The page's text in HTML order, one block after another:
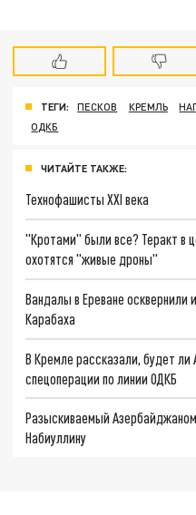
ТЕГИ: ПЕСКОВ КРЕМЛЬ
ОДКБ
ЧИТАЙТЕ ТАКЖЕ:
Технофашисты XXI века
"Кротами" были все? Теракт в
охотятся "живые дроны"
Вандалы в Ереване осквернили
Карабаха
В Кремле рассказали, будет ли
спецоперации по линии ОДКБ
Разыскиваемый
Набиуллину